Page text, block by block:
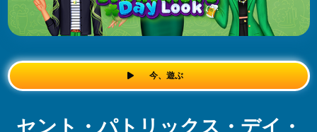
今、遊ぶ
セント・パトリックス・デイ・